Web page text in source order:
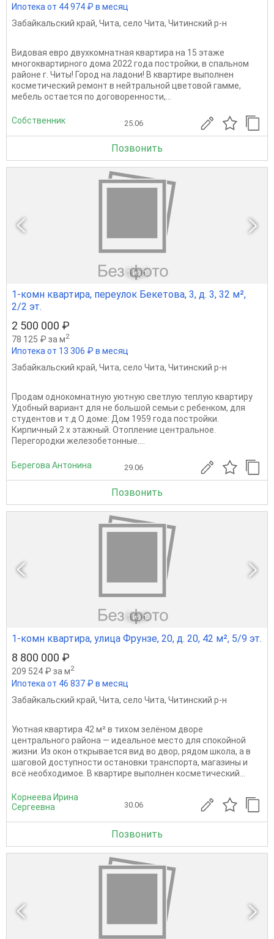
Ипотека от 44 974 ₽ в месяц
Забайкальский край, Чита, село Чита, Читинский р-н
Видовая евро двухкомнатная квартира на 15 этаже
многоквартирного дома 2022 года постройки, в спальном
районе г. Читы! Город на ладони! В квартире выполнен
косметический ремонт в нейтральной цветовой гамме,
мебель остается по договоренности,...
Собственник 25.06
Позвонить
1 из 1
1-комн квартира, переулок Бекетова, 3, д. 3, 32 м²,
2/2 эт.
2 500 000 ₽
78 125 ₽ за м2
Ипотека от 13 306 ₽ в месяц
Забайкальский край, Чита, село Чита, Читинский р-н
Продам однокомнатную уютную светлую теплую квартиру
Удобный вариант для не большой семьи с ребенком, для
студентов и т.д О доме: Дом 1959 года постройки.
Кирпичный 2 х этажный. Отопление центральное.
Перегородки железобетонные....
Берегова Антонина 29.06
Позвонить
1 из 1
1-комн квартира, улица Фрунзе, 20, д. 20, 42 м², 5/9 эт.
8 800 000 ₽
209 524 ₽ за м2
Ипотека от 46 837 ₽ в месяц
Забайкальский край, Чита, село Чита, Читинский р-н
Уютная квартира 42 м² в тихом зелёном дворе
центрального района — идеальное место для спокойной
жизни. Из окон открывается вид во двор, рядом школа, а в
шаговой доступности остановки транспорта, магазины и
всё необходимое. В квартире выполнен косметический...
Корнеева Ирина
Сергеевна
30.06
Позвонить